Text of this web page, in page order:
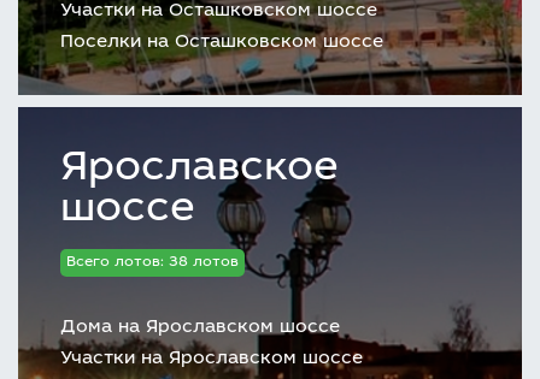
Участки на Осташковском шоссе
Поселки на Осташковском шоссе
Ярославское
шоссе
Всего лотов: 38 лотов
Дома на Ярославском шоссе
Участки на Ярославском шоссе